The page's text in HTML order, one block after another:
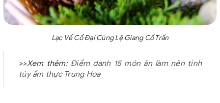
Lạc Về Cổ Đại Cùng Lệ Giang Cổ Trấn
>>Xem thêm: Điểm danh 15 món ăn làm nên tinh
túy ẩm thực Trung Hoa